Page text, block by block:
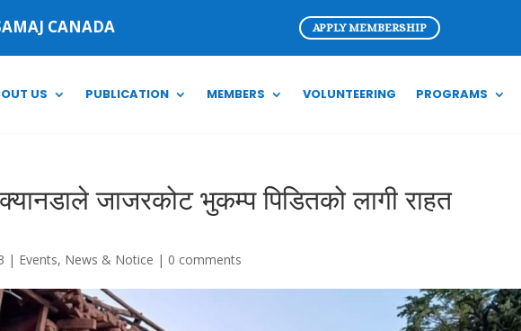
CANADA APPLY MEMBERSHIP
US PUBLICATION MEMBERS VOLUNTEERING PROGRAMS
जाजरकोट भुकम्प पिडितको लागी राहत
| Events, News & Notice | 0 comments